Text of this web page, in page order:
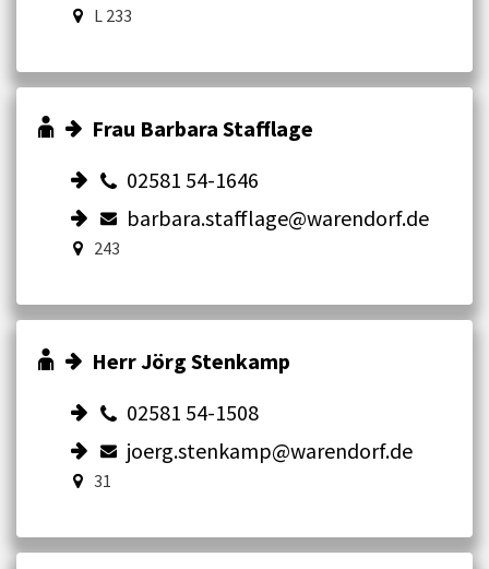
L 233
Frau Barbara Stafflage
02581 54-1646
barbara.stafflage@warendorf.de
243
Herr Jörg Stenkamp
02581 54-1508
joerg.stenkamp@warendorf.de
31